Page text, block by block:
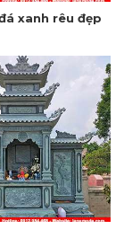
xanh rêu đẹp